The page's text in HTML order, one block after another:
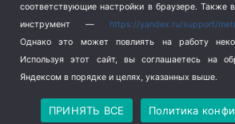
Copyright © 2026
Политика
соответствующие настройки в браузере. Также
инструмент — https://yandex.ru/support/
Однако это может повлиять на работу
Используя этот сайт, вы соглашаетесь на
Яндексом в порядке и целях, указанных выше.
ПРИНЯТЬ ВСЕ Политика